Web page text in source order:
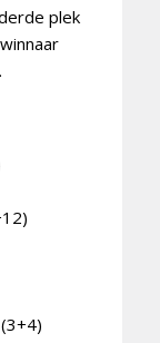
plek